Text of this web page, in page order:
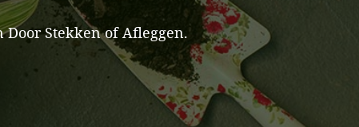
Stekken of Afleggen.